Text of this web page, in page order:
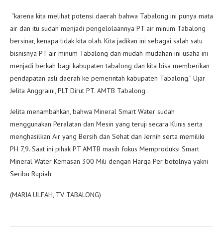
“karena kita melihat potensi daerah bahwa Tabalong ini punya mata
air dan itu sudah menjadi pengelolaannya PT air minum Tabalong
bersinar, kenapa tidak kita olah. Kita jadikan ini sebagai salah satu
bisnisnya PT air minum Tabalong dan mudah-mudahan ini usaha ini
menjadi berkah bagi kabupaten tabalong dan kita bisa memberikan
pendapatan asli daerah ke pemerintah kabupaten Tabalong.” Ujar
Jelita Anggraini, PLT Dirut PT. AMTB Tabalong.
Jelita menambahkan, bahwa Mineral Smart Water sudah
menggunakan Peralatan dan Mesin yang teruji secara Klinis serta
menghasilkan Air yang Bersih dan Sehat dan Jernih serta memiliki
PH 7,9. Saat ini pihak PT AMTB masih fokus Memproduksi Smart
Mineral Water Kemasan 300 Mili dengan Harga Per botolnya yakni
Seribu Rupiah.
(MARIA ULFAH, TV TABALONG)